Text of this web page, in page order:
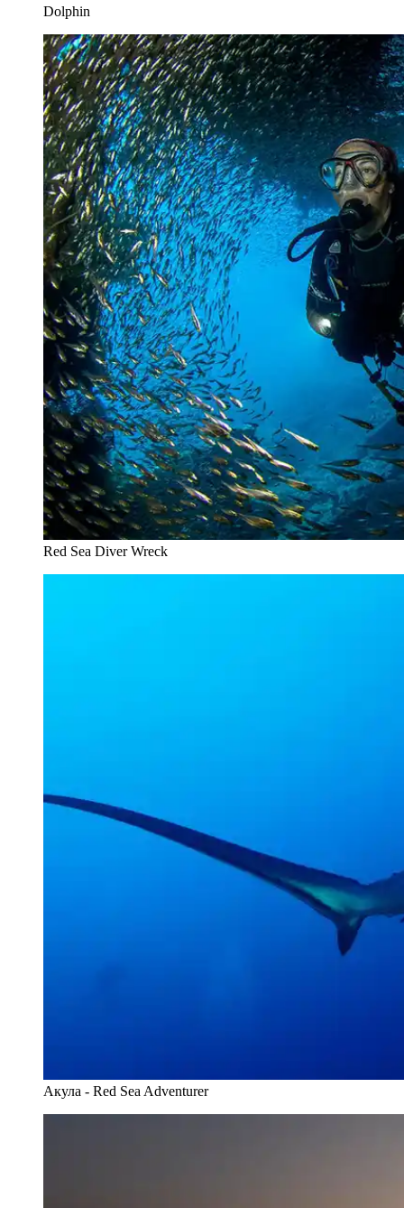
Dolphin
Red Sea Diver Wreck
Акула - Red Sea Adventurer